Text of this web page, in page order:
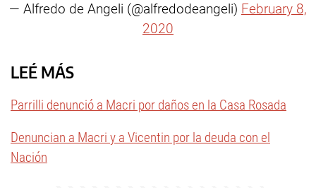
— Alfredo de Angeli (@alfredodeangeli) February 8,
2020
LEÉ MÁS
Parrilli denunció a Macri por daños en la Casa Rosada
Denuncian a Macri y a Vicentin por la deuda con el
Nación